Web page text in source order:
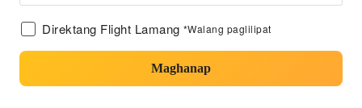
Direktang Flight Lamang *Walang paglilipat
Maghanap